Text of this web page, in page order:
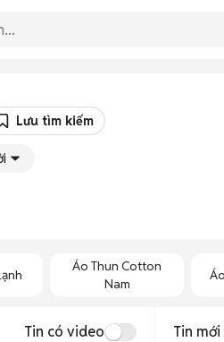
Lưu tìm kiếm
Áo Thun Cotton
Nam
Tin có video Tin